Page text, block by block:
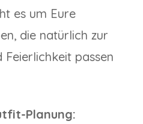
es um Eure
die natürlich zur
passen
Planung: